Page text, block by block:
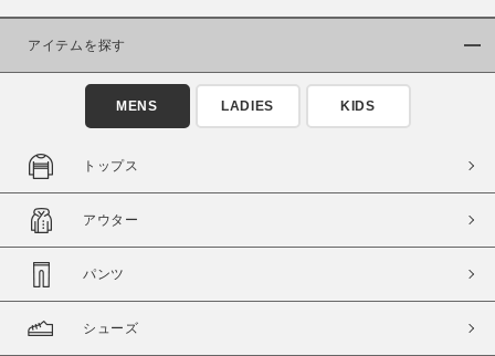
商品タイプ
通常商品
セール価格 WEB限定
在庫
在庫あり
アイテムを探す
MENS LADIES KIDS
トップス
アウター
パンツ
シューズ